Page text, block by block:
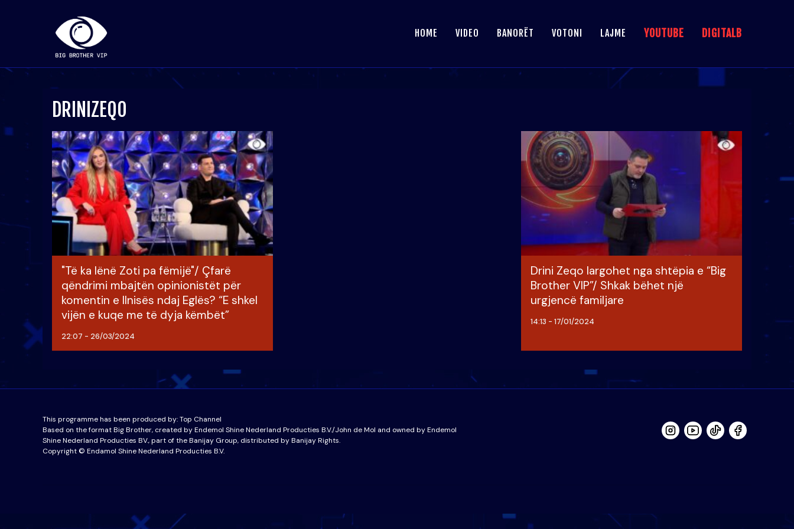
HOME VIDEO BANORËT VOTONI LAJME YOUTUBE DIGITALB
DRINIZEQO
"Të ka lënë Zoti pa fëmijë"/ Çfarë
qëndrimi mbajtën opinionistët për
komentin e Ilnisës ndaj Eglës? “E shkel
vijën e kuqe me të dyja këmbët”
22:07 - 26/03/2024
Drini Zeqo largohet nga shtëpia e “Big
Brother VIP”/ Shkak bëhet një
urgjencë familjare
14:13 - 17/01/2024
This programme has been produced by:Top Channel
Based on the format Big Brother, created by Endemol Shine Nederland Producties B.V./John de Mol and owned by Endemol
Shine Nederland Producties BV., part of the Banijay Group, distributed by Banijay Rights.
Copyright © Endamol Shine Nederland Producties B.V.